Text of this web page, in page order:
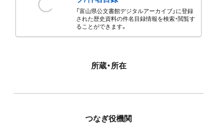
「富山県公文書館デジタルアーカイブ」に登録
された歴史資料の件名目録情報を検索・閲覧す
ることができます。
所蔵・所在
つなぎ役機関